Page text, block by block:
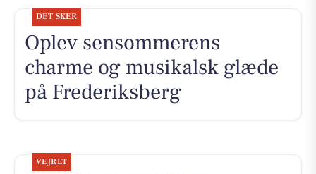
DET SKER
Oplev sensommerens
charme og musikalsk glæde
på Frederiksberg
VEJRET